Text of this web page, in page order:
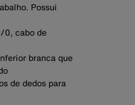
Possui
0, cabo de
branca que
de dedos para